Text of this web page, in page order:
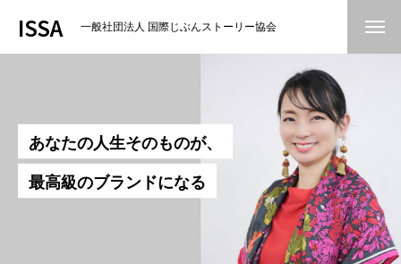
ISSA 一般社団法人 国際じぶんストーリー協会
製作者の紹介
あなたの人生そのものが、
最高級のブラ ン ドになる